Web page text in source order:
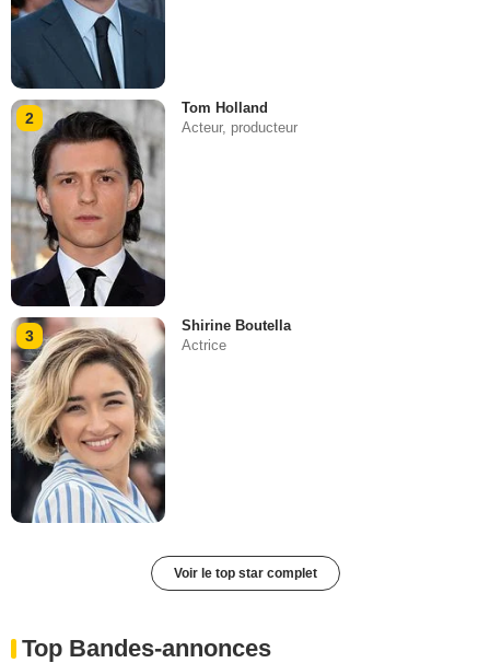
2
Tom Holland
Acteur, producteur
3
Shirine Boutella
Actrice
Voir le top star complet
Top Bandes-annonces